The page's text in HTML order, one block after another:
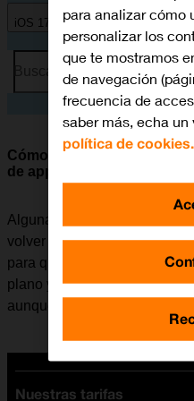
iOS 17
Busca por problema o tema
Cómo seleccionar los
de apps en segundo plano
Algunas apps siguen
volver a la pantalla de inicio.
para que actualice el
plano y así se puede seguir
aunque una app no esté
Nuestras tarifas
para analizar cómo
personalizar los
que te mostramos
de navegación
frecuencia de
saber más, echa
política de cookies.